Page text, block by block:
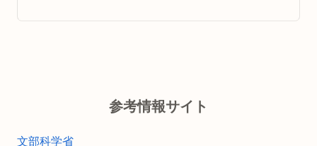
参考情報サイト
文部科学省